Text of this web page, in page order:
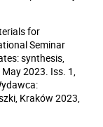
for
Seminar
synthesis,
2023. Iss. 1,
Kraków 2023,